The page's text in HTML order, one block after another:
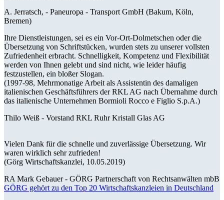
A. Jerratsch, - Paneuropa - Transport GmbH (Bakum, Köln,
Bremen)
Ihre Dienstleistungen, sei es ein Vor-Ort-Dolmetschen oder die
Übersetzung von Schriftstücken, wurden stets zu unserer vollsten
Zufriedenheit erbracht. Schnelligkeit, Kompetenz und Flexibilität
werden von Ihnen gelebt und sind nicht, wie leider häufig
festzustellen, ein bloßer Slogan.
(1997-98, Mehrmonatige Arbeit als Assistentin des damaligen
italienischen Geschäftsführers der RKL AG nach Übernahme durch
das italienische Unternehmen Bormioli Rocco e Figlio S.p.A.)
Thilo Weiß - Vorstand RKL Ruhr Kristall Glas AG
Vielen Dank für die schnelle und zuverlässige Übersetzung. Wir
waren wirklich sehr zufrieden!
(Görg Wirtschaftskanzlei, 10.05.2019)
RA Mark Gebauer - GÖRG Partnerschaft von Rechtsanwälten mbB
GÖRG gehört zu den Top 20 Wirtschaftskanzleien in Deutschland